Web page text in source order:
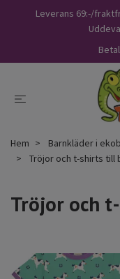
Leverans 69:-/
Hem
Barnkläder i
Tröjor och t-shirts till
Tröjor och